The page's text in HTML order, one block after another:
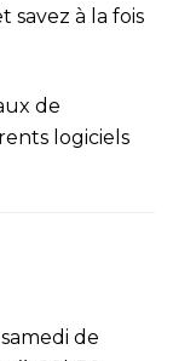
savez à la fois
de
logiciels
de